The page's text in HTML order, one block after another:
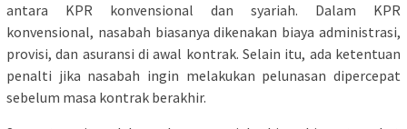
antara KPR konvensional dan syariah. Dalam KPR
konvensional, nasabah biasanya dikenakan biaya administrasi,
provisi, dan asuransi di awal kontrak. Selain itu, ada ketentuan
penalti jika nasabah ingin melakukan pelunasan dipercepat
sebelum masa kontrak berakhir.